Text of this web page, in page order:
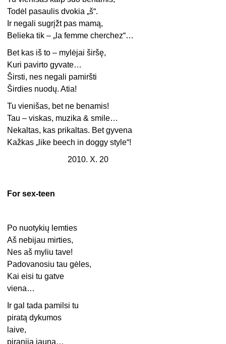
Todėl pasaulis dvokia „š“.
Ir negali sugrįžt pas mamą,
Belieka tik – „la femme cherchez“…
Bet kas iš to – mylėjai širšę,
Kuri pavirto gyvate…
Širsti, nes negali pamiršti
Širdies nuodų. Atia!
Tu vienišas, bet ne benamis!
Tau – viskas, muzika & smile…
Nekaltas, kas prikaltas. Bet gyvena
Kažkas „like beech in doggy style“!
2010. X. 20
For sex-teen
Po nuotykių lemties
Aš nebijau mirties,
Nes aš myliu tave!
Padovanosiu tau gėles,
Kai eisi tu gatve
viena…
Ir gal tada pamilsi tu
piratą dykumos
laive,
piranija jauna…